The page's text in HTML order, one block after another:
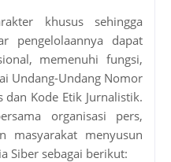
khusus sehingga
pengelolaannya dapat
memenuhi fungsi,
Undang-Undang Nomor
Kode Etik Jurnalistik.
organisasi pers,
masyarakat menyusun
Siber sebagai berikut: